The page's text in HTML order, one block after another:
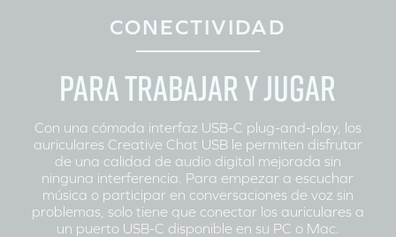
CONECTIVIDAD
PARA TRABAJAR Y JUGAR
Con una cómoda interfaz USB-C plug-and-play, los
auriculares Creative Chat USB le permiten disfrutar
de una calidad de audio digital mejorada sin
ninguna interferencia. Para empezar a escuchar
música o participar en conversaciones de voz sin
problemas, solo tiene que conectar los auriculares a
un puerto USB-C disponible en su PC o Mac.